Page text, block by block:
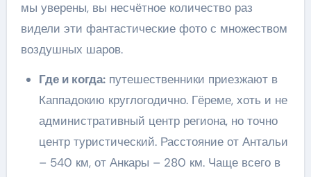
мы уверены, вы несчётное количество раз
видели эти фантастические фото с множеством
воздушных шаров.
Где и когда:путешественники приезжают в
Каппадокию круглогодично. Гёреме, хоть и не
административный центр региона, но точно
центр туристический. Расстояние от Антальи
– 540 км, от Анкары – 280 км. Чаще всего в